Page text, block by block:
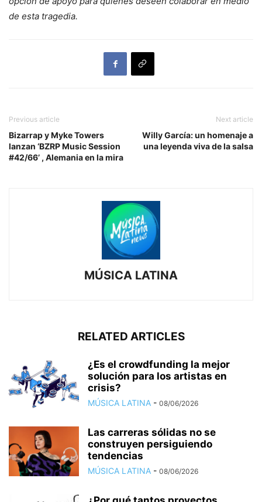
de esta tragedia.
Previous article
Bizarrap y Myke Towers
lanzan ‘BZRP Music Session
#42/66’ , Alemania en la mira
Next article
Willy García: un homenaje a
una leyenda viva de la salsa
MÚSICA LATINA
RELATED ARTICLES
¿Es el crowdfunding la mejor
solución para los artistas en
crisis?
MÚSICA LATINA - 08/06/2026
Las carreras sólidas no se
construyen persiguiendo
tendencias
MÚSICA LATINA - 08/06/2026